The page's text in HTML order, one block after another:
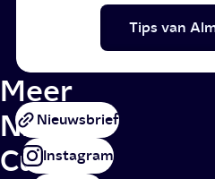
Tips van
Meer
NPO
Cultuur
Nieuwsbrief
Instagram